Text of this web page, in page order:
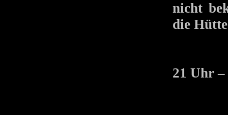
nicht
die
21 Uhr